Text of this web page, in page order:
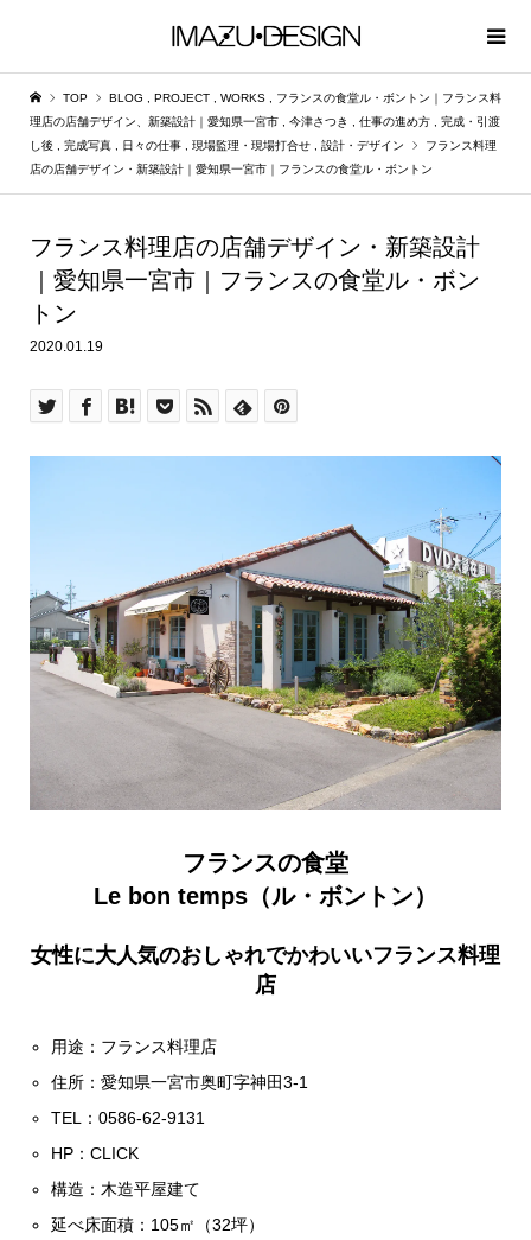
TOP BLOG PROJECT WORKS
フランスの食堂ル・ボントン｜フランス料
理店の店舗デザイン、新築設計｜愛知県一宮市
今津さつき 仕事の進め方
完成・引渡
し後
完成写真 日々の仕事 現場監理・現場打合せ 設計・デザイン
フランス料理
店の店舗デザイン・新築設計｜愛知県一宮市｜フランスの食堂ル・ボントン
フランス料理店の店舗デザイン・新築設計
｜愛知県一宮市｜フランスの食堂ル・ボン
トン
2020.01.19
フランスの食堂
Le bon temps（ル・ボントン）
女性に大人気のおしゃれでかわいいフランス料理
店
用途：フランス料理店
住所：愛知県一宮市奥町字神田3-1
TEL：0586-62-9131
HP：CLICK
構造：木造平屋建て
延べ床面積：105㎡（32坪）